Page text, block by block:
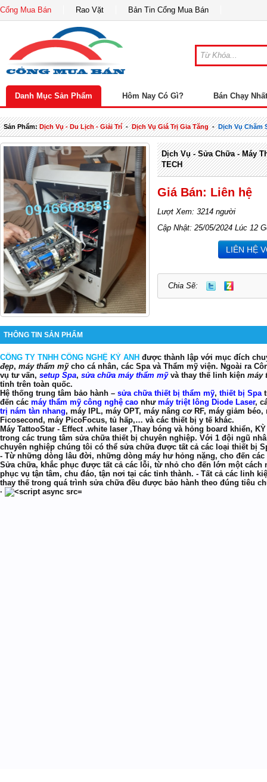
Cổng Mua Bán Rao Vặt Bản Tin Cổng Mua Bán
Danh Mục Sản Phẩm Hôm Nay Có Gì? Bán Chạy Nhất
Sản Phẩm:Dịch Vụ - Du Lịch - Giải Trí-Dịch Vụ Giá Trị Gia Tăng-Dịch Vụ Chăm
Dịch Vụ - Sửa Chữa - Máy
TECH
Giá Bán: Liên hệ
Lượt Xem: 3214 người
Cập Nhật: 25/05/2024 Lúc 12
LIÊN HỆ
Chia Sẽ:
THÔNG TIN SẢN PHẨM
CÔNG TY TNHH CÔNG NGHỆ KỲ ANH được thành lập với mục đích
đẹp, máy thẩm mỹcho cá nhân, các Spa và Thẩm mỹ viện. Ngoài ra
vụ tư vấn, setup Spa, sửa chữa máy thẩm mỹvà thay thế linh kiện máy
tỉnh trên toàn quốc.
Hệ thống trung tâm bảo hành – sửa chữa thiết bị thẩm mỹ, thiết bị Spa
đến các máy thẩm mỹ công nghệ cao như máy triệt lông Diode Laser,
trị nám tàn nhang, máy IPL, máy OPT, máy nâng cơ RF, máy giảm béo,
Ficosecond, máy PicoFocus, tủ hấp,… và các thiết bị y tế khác.
Máy TattooStar - Effect .white laser ,Thay bóng và hỏng board khiển,
trong các trung tâm sửa chữa thiết bị chuyên nghiệp. Với 1 đội ngũ
chuyên nghiệp chúng tôi có thể sửa chữa được tất cả các loại thiết bị
- Từ những dòng lâu đời, những dòng máy hư hỏng nặng, cho đến
Sửa chữa, khắc phục được tất cả các lỗi, từ nhỏ cho đến lớn một cách
phục vụ tận tâm, chu đáo, tận nơi tại các tỉnh thành. - Tất cả các linh
thay thế trong quá trình sửa chữa đều được bảo hành theo đúng tiêu
·